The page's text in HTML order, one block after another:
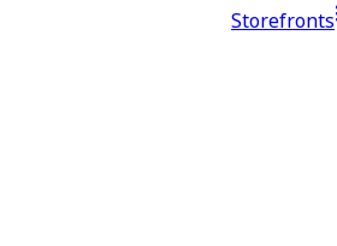
Storefronts